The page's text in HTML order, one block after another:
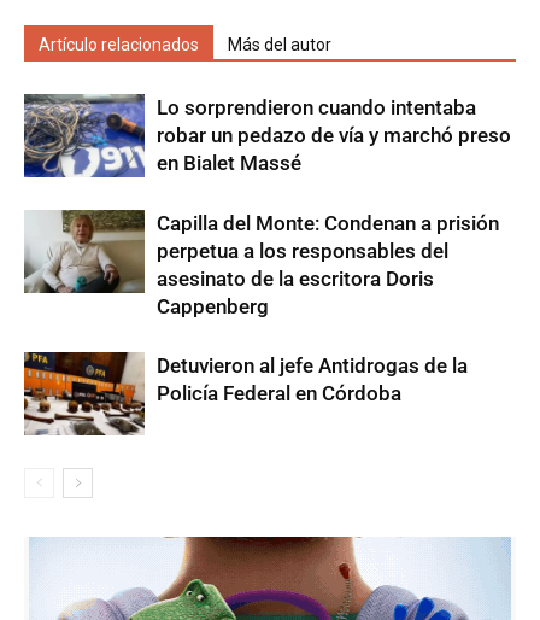
Artículo relacionados Más del autor
Lo sorprendieron cuando intentaba
robar un pedazo de vía y marchó preso
en Bialet Massé
Capilla del Monte: Condenan a prisión
perpetua a los responsables del
asesinato de la escritora Doris
Cappenberg
Detuvieron al jefe Antidrogas de la
Policía Federal en Córdoba